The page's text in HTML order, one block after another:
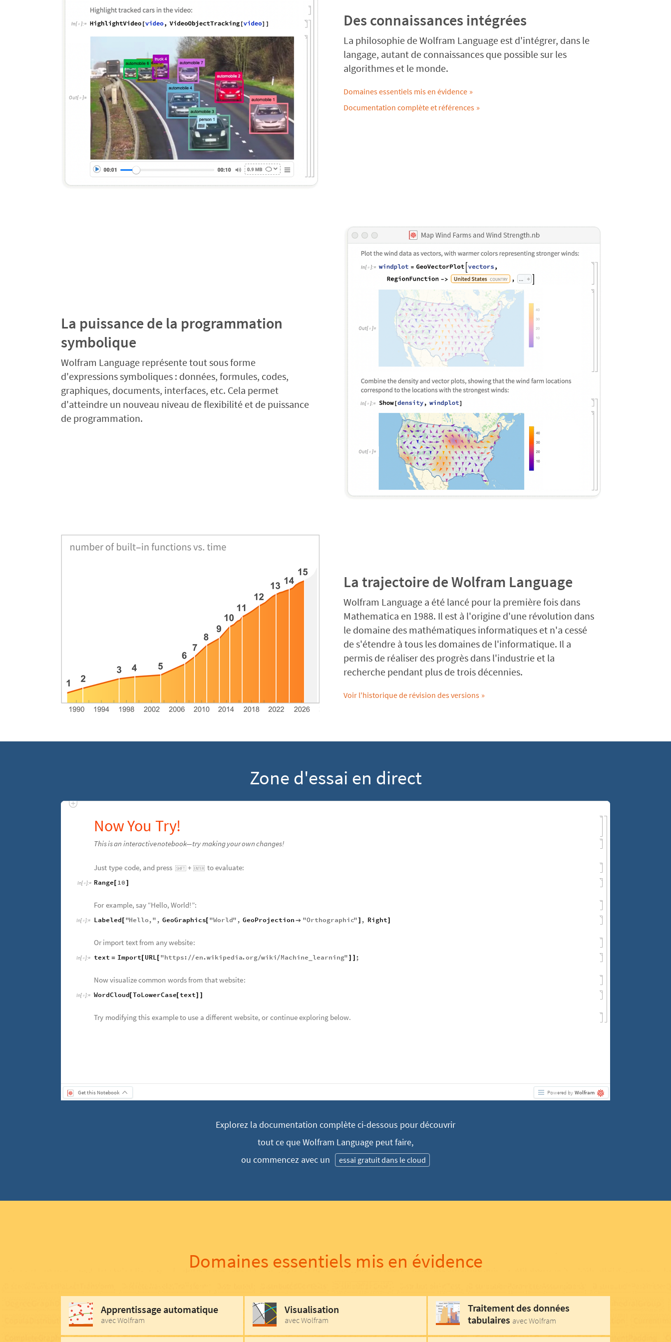
Des connaissances intégrées
La philosophie de Wolfram Language est d'intégrer, dans le
langage, autant de connaissances que possible sur les
algorithmes et le monde.
Domaines essentiels mis en évidence
Documentation complète et références
La puissance de la programmation
symbolique
Wolfram Language représente tout sous forme
d'expressions symboliques : données, formules, codes,
graphiques, documents, interfaces, etc. Cela permet
d'atteindre un nouveau niveau de flexibilité et de puissance
de programmation.
La trajectoire de Wolfram Language
Wolfram Language a été lancé pour la première fois dans
Mathematica en 1988. Il est à l'origine d'une révolution dans
le domaine des mathématiques informatiques et n'a cessé
de s'étendre à tous les domaines de l'informatique. Il a
permis de réaliser des progrès dans l'industrie et la
recherche pendant plus de trois décennies.
Voir l'historique de révision des versions
Zone d'essai en direct
NowYou Try!
Thisisan interactivenotebook—trymakingyourownchanges!
Just type code, and press  +  toevaluate:
In[ ]:= Range 10
For example, say “Hello, World!”:
In[ ]:= Labeled "Hello," , GeoGraphics[ "World" , GeoProjection  "Orthographic" , Right]
Or import textfrom anywebsite:
In[ ]:= text = Import[ URL "https: // en.wikipedia.org/wiki/ Machine_ learning" ;
Nowvisualizecommon wordsfrom thatwebsite:
In[ ]:= WordCloud ToLowerCase[ text
Try modifyingthis exampleto use a different website, or continueexploring below.
Get this Notebook Powered by Wolfram
Explorez la documentation complète ci-dessous pour découvrir
tout ce que Wolfram Language peut faire,
ou commencez avec un
essai gratuit dans le cloud
Domaines essentiels mis en évidence
Apprentissage automatique
avec Wolfram
Visualisation
avec Wolfram
Traitement des données
tabulaires avec Wolfram